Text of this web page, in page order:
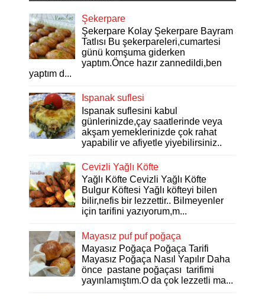
Şekerpare
Şekerpare Kolay Şekerpare Bayram
Tatlısı Bu şekerpareleri,cumartesi
günü komşuma giderken
yaptım.Önce hazır zannedildi,ben
yaptım d...
Ispanak suflesi
Ispanak suflesini kabul
günlerinizde,çay saatlerinde veya
akşam yemeklerinizde çok rahat
yapabilir ve afiyetle yiyebilirsiniz..
Cevizli Yağlı Köfte
Yağlı Köfte Cevizli Yağlı Köfte
Bulgur Köftesi Yağlı köfteyi bilen
bilir,nefis bir lezzettir.. Bilmeyenler
için tarifini yazıyorum,m...
Mayasız puf puf poğaça
Mayasız Poğaça Poğaça Tarifi
Mayasız Poğaça Nasıl Yapılır Daha
önce pastane poğaçası tarifimi
yayınlamıştım.O da çok lezzetli ma...